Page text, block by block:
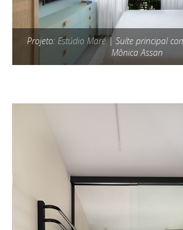
Projeto: Estúdio Maré| Suíte principal
Mônica Assan